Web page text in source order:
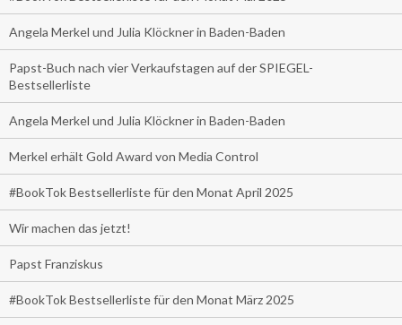
Angela Merkel und Julia Klöckner in Baden-Baden
Papst-Buch nach vier Verkaufstagen auf der SPIEGEL-
Bestsellerliste
Angela Merkel und Julia Klöckner in Baden-Baden
Merkel erhält Gold Award von Media Control
#BookTok Bestsellerliste für den Monat April 2025
Wir machen das jetzt!
Papst Franziskus
#BookTok Bestsellerliste für den Monat März 2025